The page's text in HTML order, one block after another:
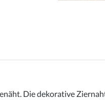
Die dekorative